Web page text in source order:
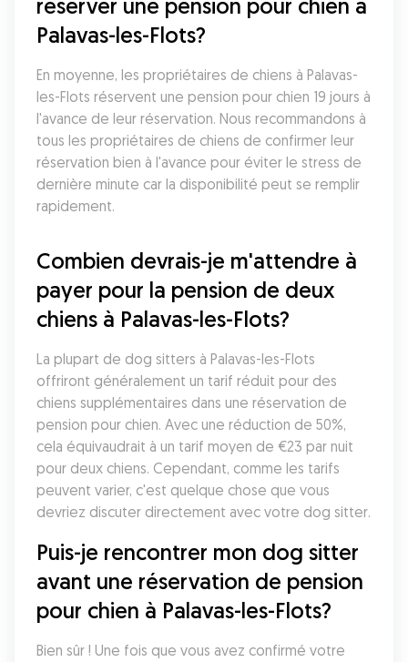
réserver une pension pour chien à
Palavas-les-Flots?
En moyenne, les propriétaires de chiens à Palavas-
les-Flots réservent une pension pour chien 19 jours à
l'avance de leur réservation. Nous recommandons à
tous les propriétaires de chiens de confirmer leur
réservation bien à l'avance pour éviter le stress de
dernière minute car la disponibilité peut se remplir
rapidement.
Combien devrais-je m'attendre à
payer pour la pension de deux
chiens à Palavas-les-Flots?
La plupart de dog sitters à Palavas-les-Flots
offriront généralement un tarif réduit pour des
chiens supplémentaires dans une réservation de
pension pour chien. Avec une réduction de 50%,
cela équivaudrait à un tarif moyen de €23 par nuit
pour deux chiens. Cependant, comme les tarifs
peuvent varier, c'est quelque chose que vous
Puis-je rencontrer mon dog sitter
avant une réservation de pension
pour chien à Palavas-les-Flots?
Bien sûr ! Une fois que vous avez confirmé votre